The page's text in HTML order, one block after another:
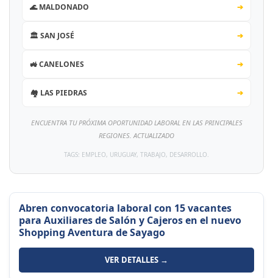
🌊 MALDONADO ➔
🏛️ SAN JOSÉ ➔
🚜 CANELONES ➔
🏘️ LAS PIEDRAS ➔
ENCUENTRA TU PRÓXIMA OPORTUNIDAD LABORAL EN LAS PRINCIPALES
REGIONES. ACTUALIZADO
TAGS: EMPLEO, URUGUAY, TRABAJO, DESARROLLO.
Abren convocatoria laboral con 15 vacantes
para Auxiliares de Salón y Cajeros en el nuevo
Shopping Aventura de Sayago
VER DETALLES →